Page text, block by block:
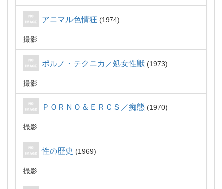
アニマル色情狂 1974
撮影
ポルノ・テクニカ／処女性獣 1973
撮影
ＰＯＲＮＯ＆ＥＲＯＳ／痴態 1970
撮影
性の歴史 1969
撮影